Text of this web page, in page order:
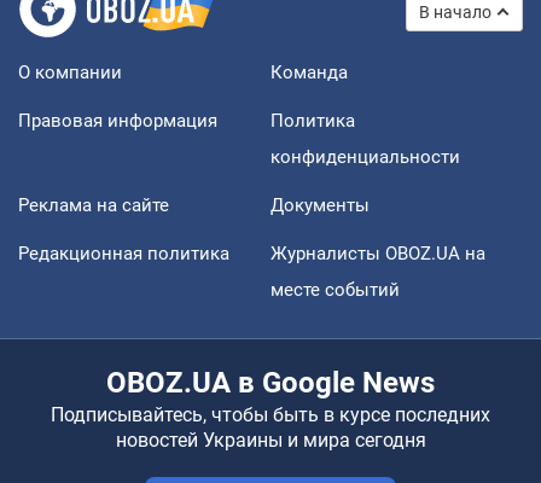
В начало
О компании Команда
Правовая информация
Политика
конфиденциальности
Реклама на сайте Документы
Редакционная политика
Журналисты OBOZ.UA на
месте событий
OBOZ.UA в Google News
Подписывайтесь, чтобы быть в курсе последних
новостей Украины и мира сегодня